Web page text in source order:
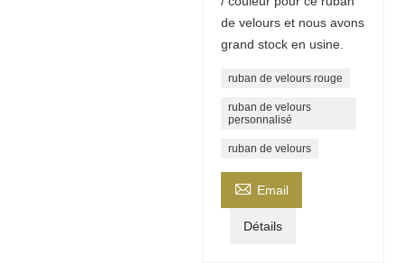
de velours et nous avons
grand stock en usine.
ruban de velours rouge
ruban de velours
personnalisé
ruban de velours
 Email
Détails